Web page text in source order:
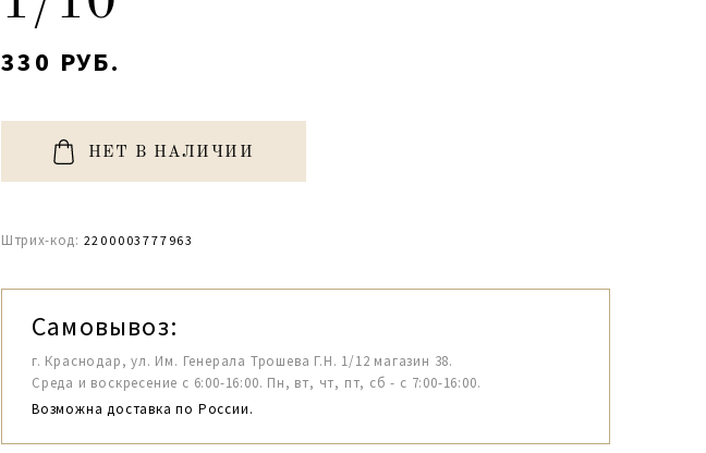
330 РУБ.
НЕТ В НАЛИЧИИ
Штрих-код: 2200003777963
Самовывоз:
г. Краснодар, ул. Им. Генерала Трошева Г.Н. 1/12 магазин 38.
Среда и воскресение с 6:00-16:00. Пн, вт, чт, пт, сб - с 7:00-16:00.
Возможна доставка по России.